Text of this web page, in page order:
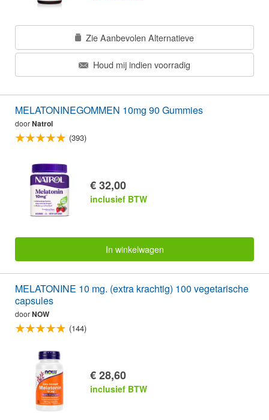
Zie Aanbevolen Alternatieve
Houd mij indien voorradig
MELATONINEGOMMEN 10mg 90 Gummies
doorNatrol
(393)
€ 32,00
inclusief BTW
In winkelwagen
MELATONINE 10 mg. (extra krachtig) 100 vegetarische
capsules
doorNOW
(144)
€ 28,60
inclusief BTW